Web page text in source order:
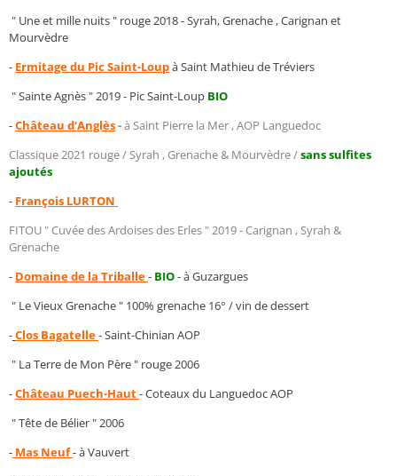
" Une et mille nuits " rouge 2018 - Syrah, Grenache , Carignan et
Mourvèdre
- Ermitage du Pic Saint-Loupà Saint Mathieu de Tréviers
" Sainte Agnès " 2019 - Pic Saint-Loup BIO
-Château d'Anglès-à Saint Pierre la Mer , AOP Languedoc
Classique 2021 rouge / Syrah , Grenache & Mourvèdre /sans sulfites
ajoutés
- François LURTON
FITOU " Cuvée des Ardoises des Erles " 2019 - Carignan , Syrah &
Grenache
- Domaine de la Triballe- BIO- à Guzargues
" Le Vieux Grenache " 100% grenache 16° / vin de dessert
-Clos Bagatelle- Saint-Chinian AOP
" La Terre de Mon Père " rouge 2006
-Château Puech-Haut- Coteaux du Languedoc AOP
" Tête de Bélier " 2006
- Mas Neuf- à Vauvert